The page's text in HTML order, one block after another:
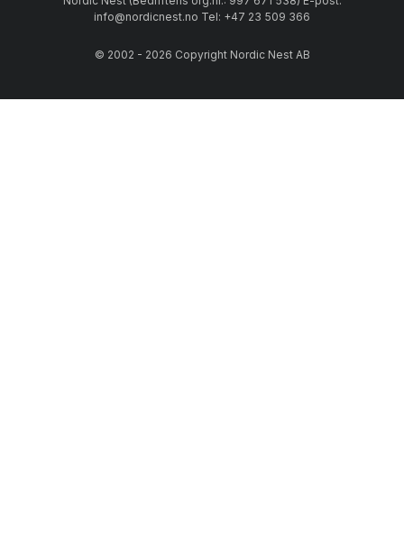
info@nordicnest.no Tel: +47 23 509 366
© 2002 - 2026 Copyright Nordic Nest AB